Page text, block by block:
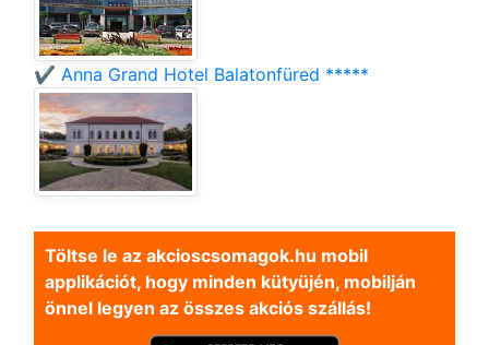
✔️ Anna Grand Hotel Balatonfüred *****
Töltse le az akcioscsomagok.hu mobil
applikációt, hogy minden kütyüjén, mobilján
önnel legyen az összes akciós szállás!